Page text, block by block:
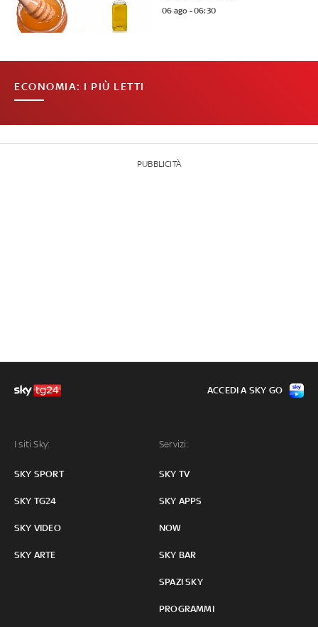
06 ago - 06:30
ECONOMIA: I PIÙ LETTI
PUBBLICITÀ
I siti Sky:
SKY SPORT
SKY TG24
SKY VIDEO
SKY ARTE
Servizi:
SKY TV
SKY APPS
NOW
SKY BAR
SPAZI SKY
PROGRAMMI
ACCEDI A SKY GO